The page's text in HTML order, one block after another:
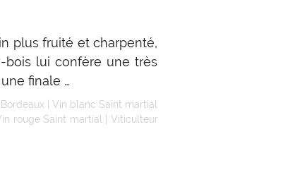
plus fruité et charpenté,
bois lui confère une très
finale …
| Vin blanc Saint martial
rouge Saint martial
Viticulteur